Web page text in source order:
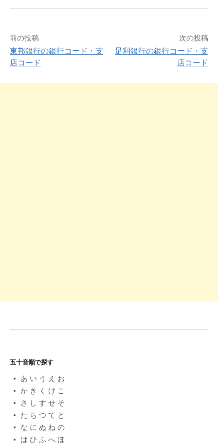
投
稿
前の投稿
東邦銀行の銀行コード・支
店コード
次の投稿
足利銀行の銀行コード・支
店コード
五十音順で探す
あ い う え お
か き く け こ
さ し す せ そ
た ち つ て と
な に ぬ ね の
は ひ ふ へ ほ